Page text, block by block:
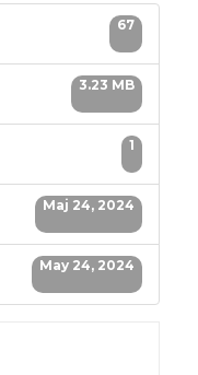
67
3.23 MB
1
Maj 24, 2024
May 24, 2024